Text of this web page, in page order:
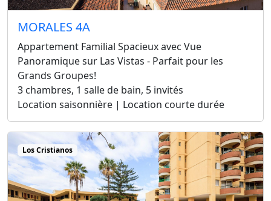
MORALES 4A
Appartement Familial Spacieux avec Vue
Panoramique sur Las Vistas - Parfait pour les
Grands Groupes!
3 chambres, 1 salle de bain, 5 invités
Location saisonnière | Location courte durée
Los Cristianos